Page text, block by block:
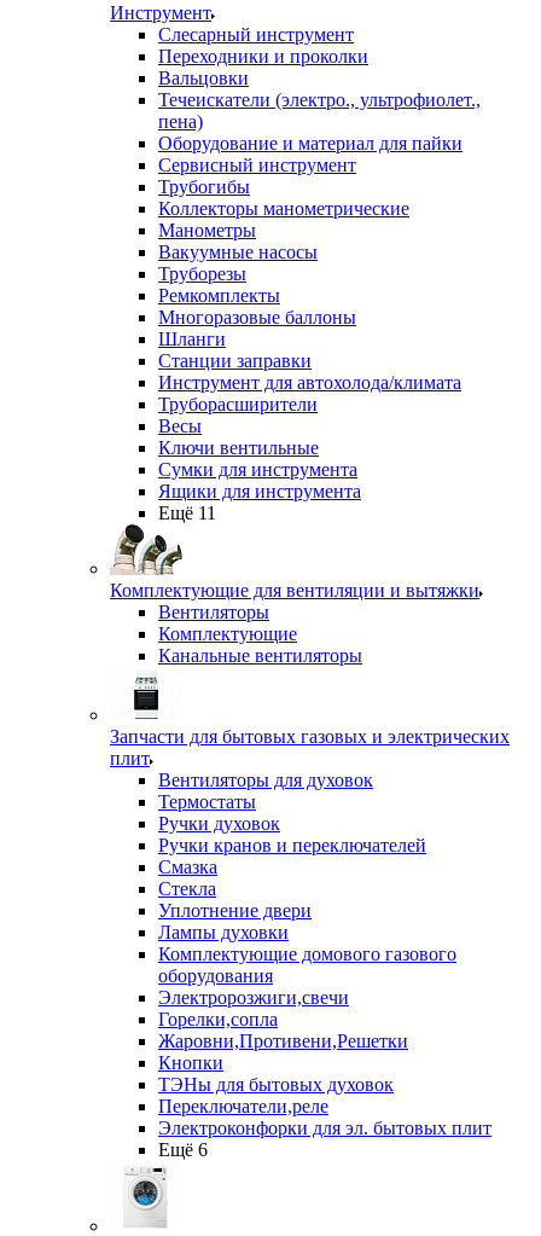
Инструмент
Слесарный инструмент
Переходники и проколки
Вальцовки
Течеискатели (электро., ультрофиолет.,
пена)
Оборудование и материал для пайки
Сервисный инструмент
Трубогибы
Коллекторы манометрические
Манометры
Вакуумные насосы
Труборезы
Ремкомплекты
Многоразовые баллоны
Шланги
Станции заправки
Инструмент для автохолода/климата
Труборасширители
Весы
Ключи вентильные
Сумки для инструмента
Ящики для инструмента
Ещё 11
Комплектующие для вентиляции и вытяжки
Вентиляторы
Комплектующие
Канальные вентиляторы
Запчасти для бытовых газовых и электрических
плит
Вентиляторы для духовок
Термостаты
Ручки духовок
Ручки кранов и переключателей
Смазка
Стекла
Уплотнение двери
Лампы духовки
Комплектующие домового газового
оборудования
Электророзжиги,свечи
Горелки,сопла
Жаровни,Противени,Решетки
Кнопки
ТЭНы для бытовых духовок
Переключатели,реле
Электроконфорки для эл. бытовых плит
Ещё 6